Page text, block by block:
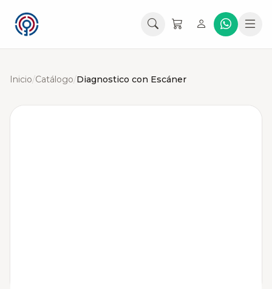
Inicio/Catálogo/Diagnostico con Escáner